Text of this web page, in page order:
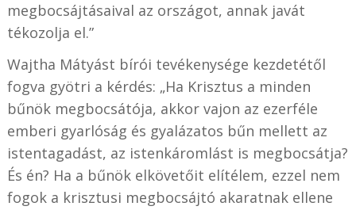
megbocsájtásaival az országot, annak javát
tékozolja el.”
Wajtha Mátyást bírói tevékenysége kezdetétől
fogva gyötri a kérdés: „Ha Krisztus a minden
bűnök megbocsátója, akkor vajon az ezerféle
emberi gyarlóság és gyalázatos bűn mellett az
istentagadást, az istenkáromlást is megbocsátja?
És én? Ha a bűnök elkövetőit elítélem, ezzel nem
fogok a krisztusi megbocsájtó akaratnak ellene